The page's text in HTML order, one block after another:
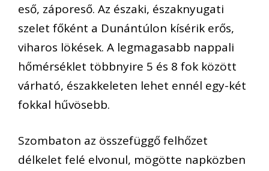
eső, záporeső. Az északi, északnyugati
szelet főként a Dunántúlon kísérik erős,
viharos lökések. A legmagasabb nappali
hőmérséklet többnyire 5 és 8 fok között
várható, északkeleten lehet ennél egy-két
fokkal hűvösebb.
Szombaton az összefüggő felhőzet
délkelet felé elvonul, mögötte napközben